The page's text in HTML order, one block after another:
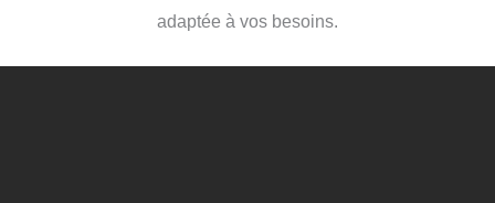
adaptée à vos besoins.